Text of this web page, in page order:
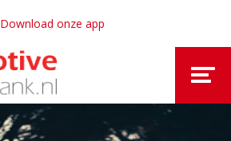
Download onze app